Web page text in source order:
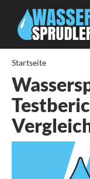
Startseite